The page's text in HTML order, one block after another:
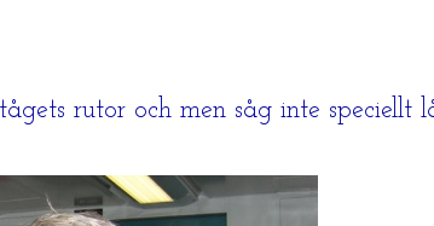
rutor och men såg inte speciellt